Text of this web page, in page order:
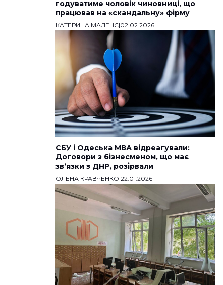
годуватиме чоловік чиновниці, що
працював на «скандальну» фірму
КАТЕРИНА МАДЕНС|02.02.2026
СБУ і Одеська МВА відреагували:
Договори з бізнесменом, що має
звʼязки з ДНР, розірвали
ОЛЕНА КРАВЧЕНКО|22.01.2026